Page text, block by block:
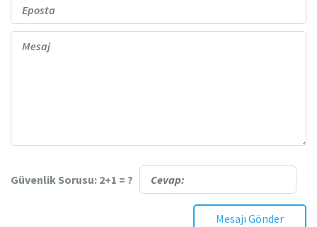
Güvenlik Sorusu: 2+1 = ?